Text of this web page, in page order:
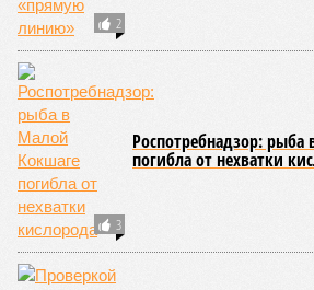
2
3
Роспотребнадзор:
погибла от нехватки